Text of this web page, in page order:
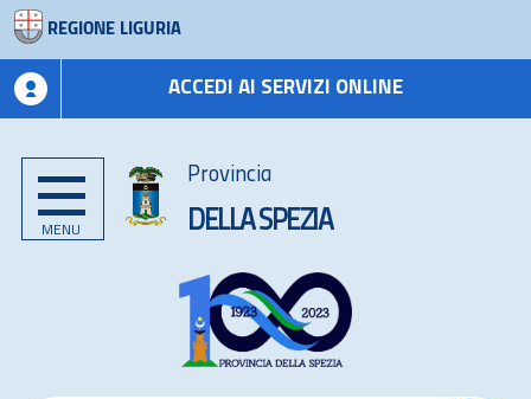
REGIONE LIGURIA
ACCEDI AI SERVIZI ONLINE
MENU
Provincia
DELLA SPEZIA